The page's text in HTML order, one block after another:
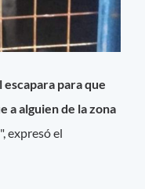
para que
a alguien de la zona
", expresó el